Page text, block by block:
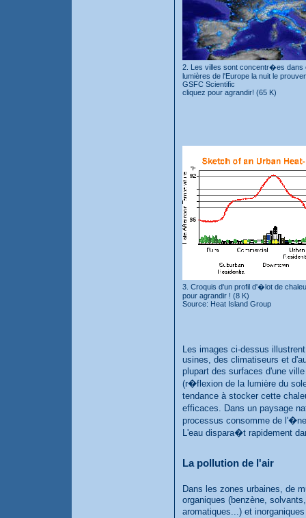
2. Les villes sont concentr�es dans
lumières de l'Europe la nuit le
GSFC Scientific
cliquez pour agrandir! (65 K)
3. Croquis d'un profil d'�lot de
pour agrandir ! (8 K)
Source: Heat Island Group
Les images ci-dessus
usines, des climatiseurs et
plupart des surfaces d'une
(r�flexion de la lumière du
tendance à stocker cette
efficaces. Dans un paysage
processus consomme de
L'eau dispara�t rapidement
La pollution de l'air
Dans les zones urbaines, de
organiques (benzène,
aromatiques...) et